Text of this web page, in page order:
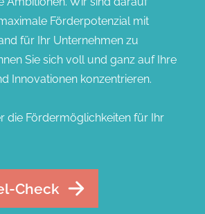
Förderpotenzial mit
für Ihr Unternehmen zu
Sie sich voll und ganz auf Ihre
Innovationen konzentrieren.
die Fördermöglichkeiten für Ihr
Check